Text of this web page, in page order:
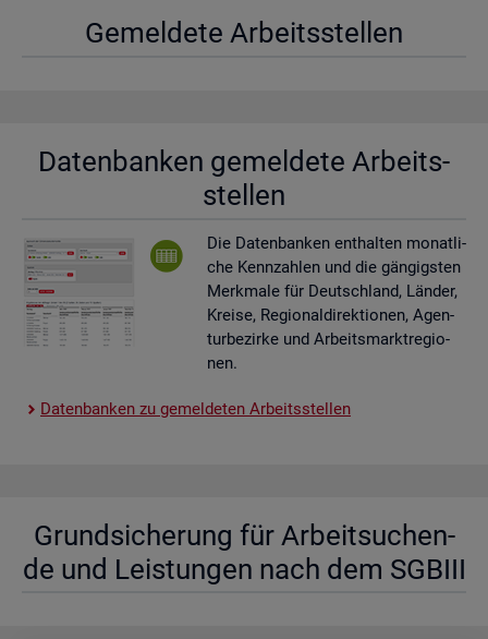
Ge­mel­de­te Ar­beits­stel­len
Da­ten­ban­ken ge­mel­de­te Ar­beits­
stel­len
Die Da­ten­ban­ken ent­hal­ten mo­nat­li­
che Kenn­zah­len und die gän­gigs­ten
Merk­ma­le für Deutsch­land, Län­der,
Krei­se, Re­gio­nal­di­rek­tio­nen, Agen­
tur­be­zir­ke und Ar­beits­markt­re­gio­
nen.
Da­ten­ban­ken zu ge­mel­de­ten Ar­beits­stel­len
Grund­si­che­rung für Ar­beit­su­chen­
de und Leis­tun­gen nach dem SGBIII